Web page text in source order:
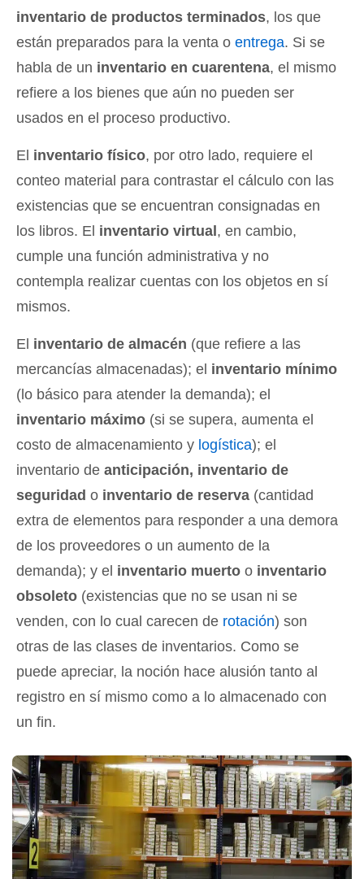
inventario de productos terminados, los que
están preparados para la venta o entrega. Si se
habla de un inventario en cuarentena, el mismo
refiere a los bienes que aún no pueden ser
usados en el proceso productivo.
El inventario físico, por otro lado, requiere el
conteo material para contrastar el cálculo con las
existencias que se encuentran consignadas en
los libros. El inventario virtual, en cambio,
cumple una función administrativa y no
contempla realizar cuentas con los objetos en sí
mismos.
El inventario de almacén (que refiere a las
mercancías almacenadas); el inventario mínimo
(lo básico para atender la demanda); el
inventario máximo (si se supera, aumenta el
costo de almacenamiento y logística); el
inventario de anticipación, inventario de
seguridad o inventario de reserva (cantidad
extra de elementos para responder a una demora
de los proveedores o un aumento de la
demanda); y el inventario muerto o inventario
obsoleto (existencias que no se usan ni se
venden, con lo cual carecen de rotación) son
otras de las clases de inventarios. Como se
puede apreciar, la noción hace alusión tanto al
registro en sí mismo como a lo almacenado con
un fin.